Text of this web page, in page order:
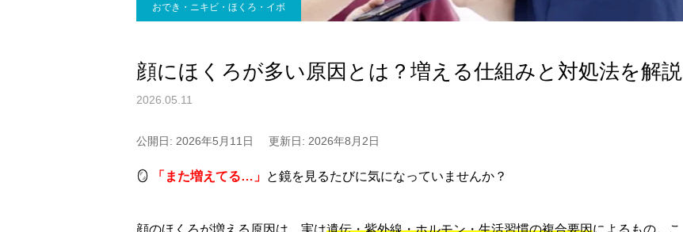
おでき・ニキビ・ほくろ・イボ
顔にほくろが多い原因とは？増える仕組みと対処法を解説
2026.05.11
公開日: 2026年5月11日 更新日: 2026年8月2日
🪞 「また増えてる…」 と鏡を見るたびに気になっていませんか？
顔のほくろが増える原因は、実は遺伝・紫外線・ホルモン・生活習慣の複合要因によるもの。こ